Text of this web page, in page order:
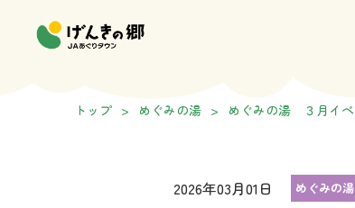
トップ > めぐみの湯 > めぐみの湯 ３月イ
2026年03月01日 めぐみの湯